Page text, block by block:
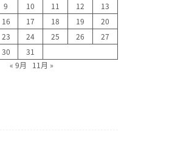
9 10 11 12
13
16 17 18 19
20
23 24 25 26
27
30
31
« 9月
11月 »